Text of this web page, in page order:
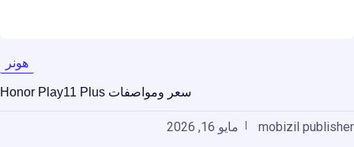
هونر
سعر ومواصفات Honor Play11 Plus
mobizil publisher
مايو 16, 2026